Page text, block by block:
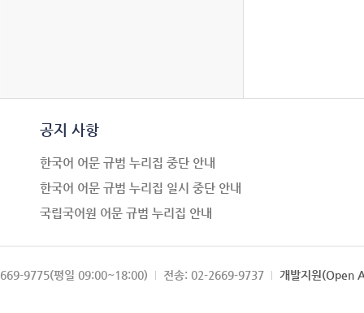
공지 사항
한국어 어문 규범 누리집 중단 안내
한국어 어문 규범 누리집 일시 중단 안내
국립국어원 어문 규범 누리집 안내
9775(평일 09:00~18:00) 전송: 02-2669-9737 개발지원(Open